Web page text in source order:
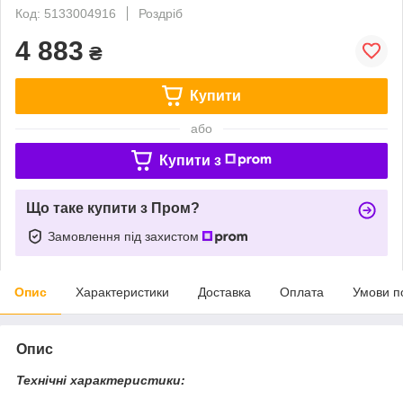
Код: 5133004916
Роздріб
4 883 ₴
Купити
або
Купити з
Що таке купити з Пром?
Замовлення під захистом
Опис Характеристики Доставка Оплата Умови
Опис
Технічні характеристики: